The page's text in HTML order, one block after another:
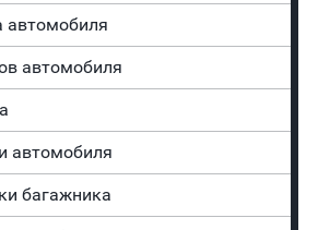
автомобиля
автомобиля
автомобиля
багажника